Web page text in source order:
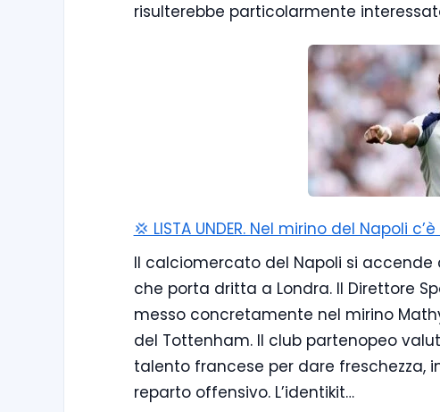
risulterebbe particolarmente
💢 LISTA UNDER. Nel mirino del Napoli
Il calciomercato del Napoli si
che porta dritta a Londra. Il Direttore
messo concretamente nel mirino
del Tottenham. Il club partenopeo
talento francese per dare freschezza,
reparto offensivo. L’identikit…